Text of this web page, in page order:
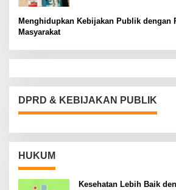
Menghidupkan Kebijakan Publik dengan
Masyarakat
DPRD & KEBIJAKAN PUBLIK
HUKUM
Kesehatan Lebih Baik